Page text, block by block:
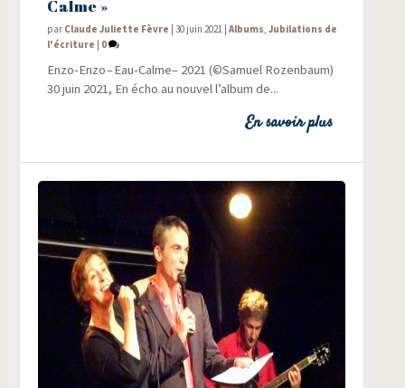
Calme »
par Claude Juliette Fèvre |30 juin 2021 |Albums ,Jubilations de
l'écriture | 0
Enzo-Enzo – Eau-Calme– 2021 (©Samuel Rozenbaum)
30 juin 2021, En écho au nou­vel l’album de...
En savoir plus